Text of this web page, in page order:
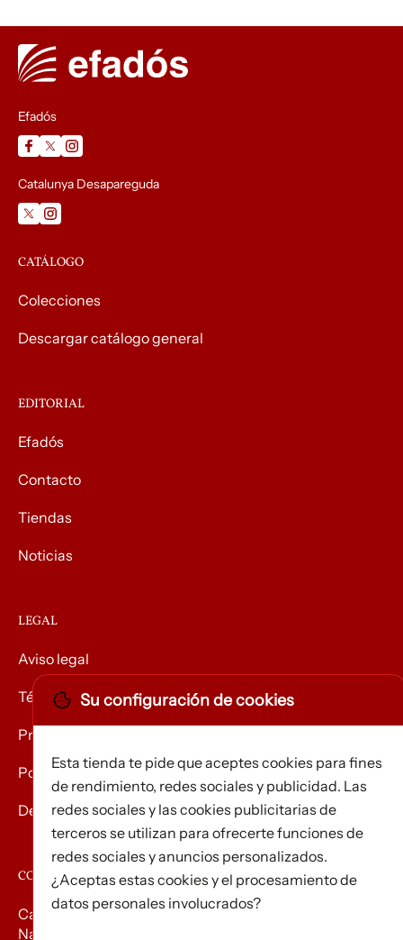
Efadós
Catalunya Desapareguda
CATÁLOGO
Colecciones
Descargar catálogo general
EDITORIAL
Efadós
Contacto
Tiendas
Noticias
LEGAL
Aviso legal
Términos y condiciones
Privacidad
Política de Cookies
Devolución de mercancías
CONTACTO
Carrer d’Edison, 3
Nau A. Polígon industrial Les Torrenteres
Su configuración de cookies
Esta tienda te pide que aceptes cookies para fines
de rendimiento, redes sociales y publicidad. Las
redes sociales y las cookies publicitarias de
terceros se utilizan para ofrecerte funciones de
redes sociales y anuncios personalizados.
¿Aceptas estas cookies y el procesamiento de
datos personales involucrados?